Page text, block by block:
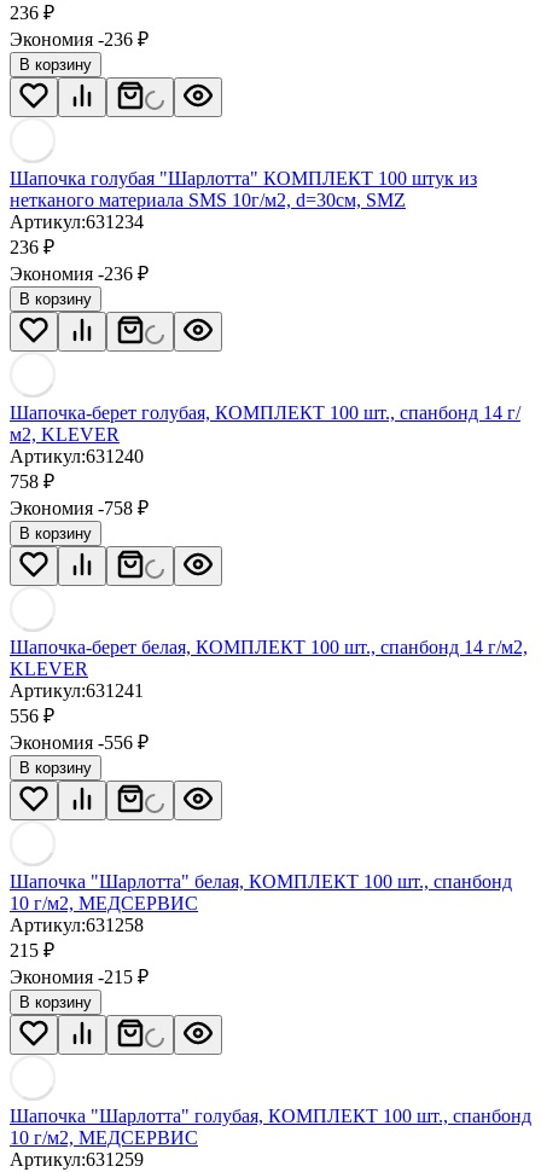
236 ₽
Экономия -236 ₽
В корзину
Шапочка голубая "Шарлотта" КОМПЛЕКТ 100 штук из
нетканого материала SMS 10г/м2, d=30см, SMZ
Артикул:631234
236 ₽
Экономия -236 ₽
В корзину
Шапочка-берет голубая, КОМПЛЕКТ 100 шт., спанбонд 14 г/
м2, KLEVER
Артикул:631240
758 ₽
Экономия -758 ₽
В корзину
Шапочка-берет белая, КОМПЛЕКТ 100 шт., спанбонд 14 г/м2,
KLEVER
Артикул:631241
556 ₽
Экономия -556 ₽
В корзину
Шапочка "Шарлотта" белая, КОМПЛЕКТ 100 шт., спанбонд
10 г/м2, МЕДСЕРВИС
Артикул:631258
215 ₽
Экономия -215 ₽
В корзину
Шапочка "Шарлотта" голубая, КОМПЛЕКТ 100 шт., спанбонд
10 г/м2, МЕДСЕРВИС
Артикул:631259